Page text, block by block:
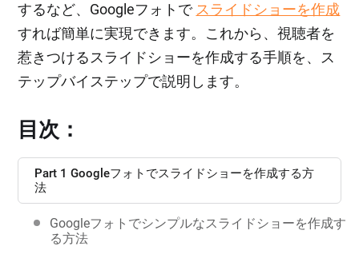
するなど、Googleフォトで スライドショーを作成
すれば簡単に実現できます。これから、視聴者を
惹きつけるスライドショーを作成する手順を、ス
テップバイステップで説明します。
目次：
Part 1 Googleフォトでスライドショーを作成する方
法
Googleフォトでシンプルなスライドショーを作成す
る方法